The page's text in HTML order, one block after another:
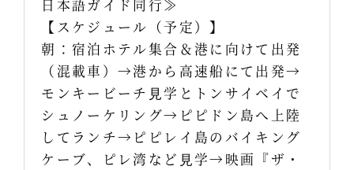
日本語ガイド同行≫
【スケジュール（予定）】
朝：宿泊ホテル集合＆港に向けて出発
（混載車）→港から高速船にて出発→
モンキービーチ⾒学とトンサイベイで
シュノーケリング→ピピドン島へ上陸
してランチ→ピピレイ島のバイキング
ケーブ、ピレ湾など⾒学→映画『ザ・